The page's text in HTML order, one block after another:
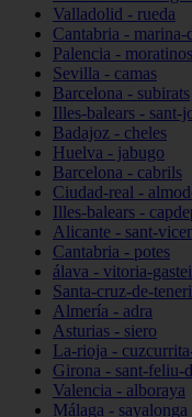
Valladolid - rueda
Cantabria - marina-
Palencia - moratinos
Sevilla - camas
Barcelona - subirats
Illes-balears - sant-
Badajoz - cheles
Huelva - jabugo
Barcelona - cabrils
Ciudad-real -
Illes-balears -
Alicante - sant-
Cantabria - potes
álava - vitoria-
Santa-cruz-de-
Almería - adra
Asturias - siero
La-rioja -
Girona - sant-feliu-
Valencia - alboraya
Málaga - sayalonga